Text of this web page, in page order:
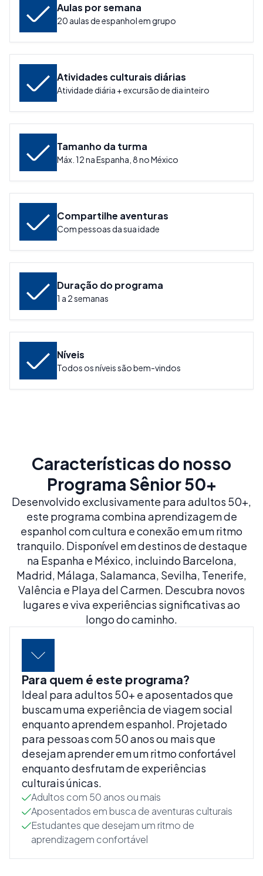
Aulas por semana
20 aulas de espanhol em grupo
Atividades culturais diárias
Atividade diária + excursão de dia inteiro
Tamanho da turma
Máx. 12 na Espanha, 8 no México
Compartilhe aventuras
Com pessoas da sua idade
Duração do programa
1 a 2 semanas
Níveis
Todos os níveis são bem-vindos
Características do nosso
Programa Sênior 50+
Desenvolvido exclusivamente para adultos 50+,
este programa combina aprendizagem de
espanhol com cultura e conexão em um ritmo
tranquilo. Disponível em destinos de destaque
na Espanha e México, incluindo Barcelona,
Madrid, Málaga, Salamanca, Sevilha, Tenerife,
Valência e Playa del Carmen. Descubra novos
lugares e viva experiências significativas ao
longo do caminho.
Para quem é este programa?
Ideal para adultos 50+ e aposentados que
buscam uma experiência de viagem social
enquanto aprendem espanhol. Projetado
para pessoas com 50 anos ou mais que
desejam aprender em um ritmo confortável
enquanto desfrutam de experiências
culturais únicas.
Adultos com 50 anos ou mais
Aposentados em busca de aventuras culturais
Estudantes que desejam um ritmo de
aprendizagem confortável